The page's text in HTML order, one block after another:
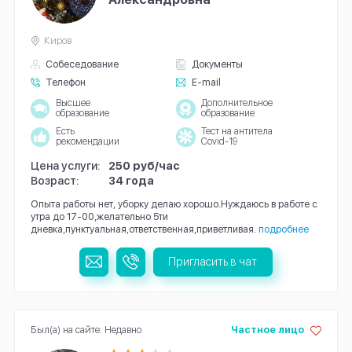
Собеседование
Документы
Телефон
E-mail
Киров
Высшее
образование
Дополнительное
образование
Есть
рекомендации
Тест на антитела
Covid-19
Цена услуги:
250 руб/час
Возраст:
34 года
Опыта работы нет, уборку делаю хорошо.Нуждаюсь в работе с
утра до 17-00,желательно 5ти
дневка,пунктуальная,ответственная,приветливая. подробнее
Пригласить в чат
Частное лицо
Был(а) на сайте: Недавно